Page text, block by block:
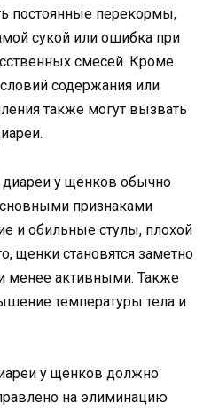
постоянные перекормы,
сукой или ошибка при
смесей. Кроме
содержания или
также могут вызвать
у щенков обычно
признаками
и обильные стулы, плохой
щенки становятся заметно
менее активными. Также
температуры тела и
у щенков должно
на элиминацию